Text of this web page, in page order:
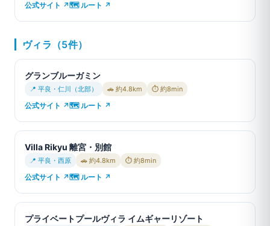
公式サイト ↗🗺 ルート ↗
ヴィラ（5件）
グランブルーガミン
📍 平良・仁川（北部） 🚗 約4.8km ⏱ 約8min
公式サイト ↗🗺 ルート ↗
Villa Rikyu 離宮・別館
📍 平良・西原 🚗 約4.8km ⏱ 約8min
公式サイト ↗🗺 ルート ↗
プライベートプールヴィラ イムギャーリゾート